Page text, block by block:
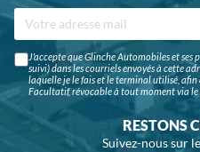
J'accepte que Glinche Automobiles et
suivi) dans les courriels envoyés à cette
laquelle je le fais et le terminal utilisé, afin
Facultatif, révocable à tout moment via le
RESTONS
Suivez-nous sur